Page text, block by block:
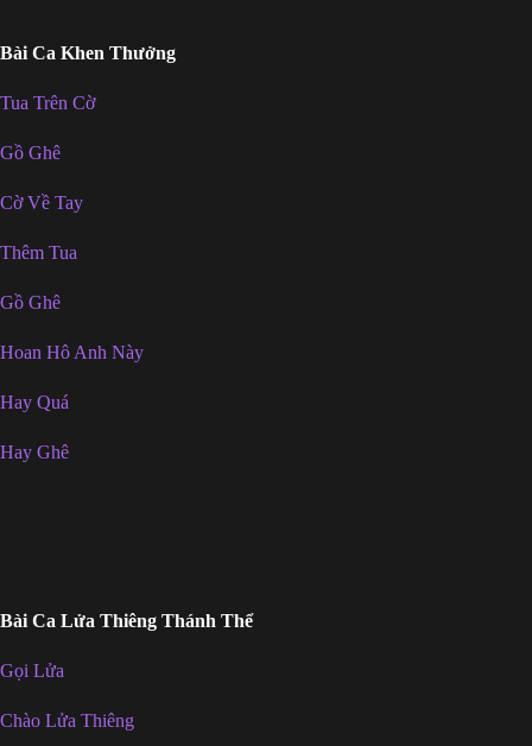
Bài Ca Khen Thưởng
Tua Trên Cờ
Gồ Ghê
Cờ Về Tay
Thêm Tua
Gồ Ghê
Hoan Hô Anh Này
Hay Quá
Hay Ghê
Bài Ca Lửa Thiêng Thánh Thể
Gọi Lửa
Chào Lửa Thiêng